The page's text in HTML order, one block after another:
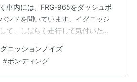
車内には、FRG-965をダッシュボ
ンドを聞いています。イグニッシ
て、しばらく走行して気付いたこ
とです。あれほどアクセルを踏め
とノイズを拾い弱い信号はかき消
ようにピタリと止まりました。ミ
ニッションノイズ
#ボンディング